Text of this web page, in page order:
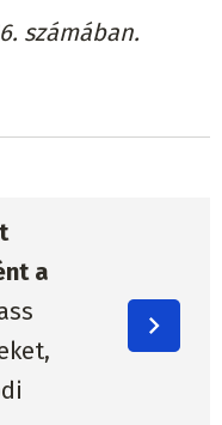
számában.
a